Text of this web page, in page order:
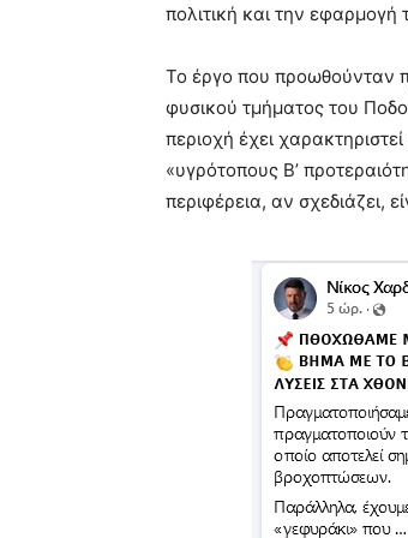
πολιτική και την εφαρμογή
Το έργο που προωθούνταν
φυσικού τμήματος του
περιοχή έχει
«υγρότοπους Β’
περιφέρεια, αν σχεδιάζει,